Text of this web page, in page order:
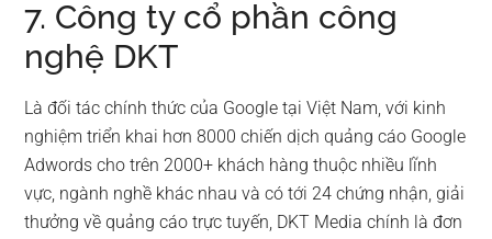
7. Công ty cổ phần công
nghệ DKT
Là đối tác chính thức của Google tại Việt Nam, với kinh
nghiệm triển khai hơn 8000 chiến dịch quảng cáo Google
Adwords cho trên 2000+ khách hàng thuộc nhiều lĩnh
vực, ngành nghề khác nhau và có tới 24 chứng nhận, giải
thưởng về quảng cáo trực tuyến, DKT Media chính là đơn